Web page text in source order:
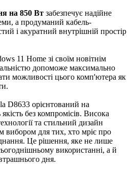
на 850 Вт забезпечує надійне
а продуманий кабель-
і акуратний внутрішній простір
11 Home зі своїм новітнім
допоможе максимально
можливості цього комп'ютера як
D8633 орієнтований на
без компромісів. Висока
та стильний дизайн
вибором для тих, хто мріє про
Це рішення, яке не лише
використанні, а й
дня.